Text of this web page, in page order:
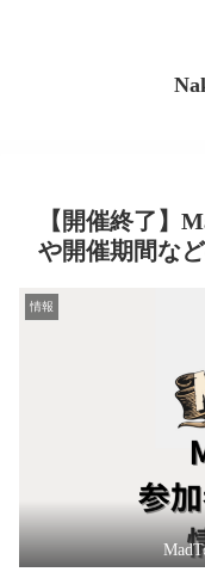
【開催終了】
や開催期間な
情報